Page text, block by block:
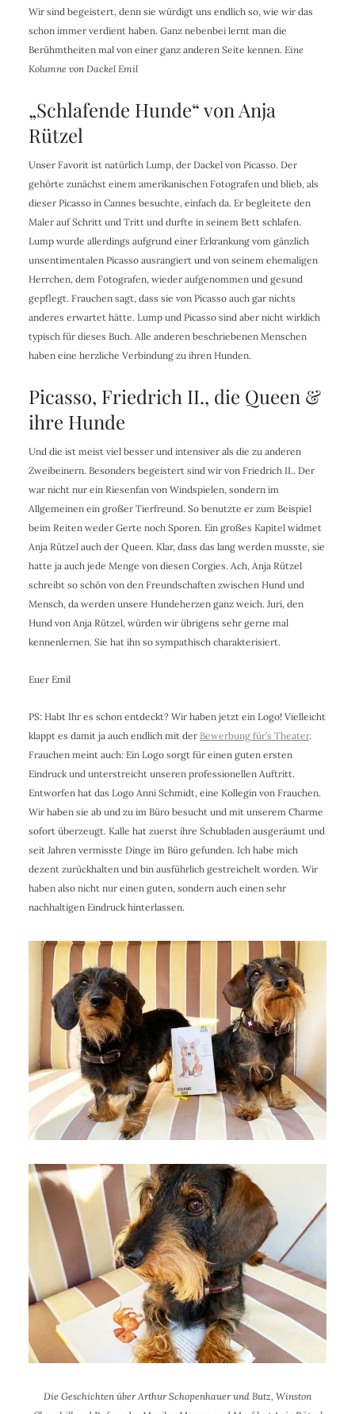
Wir sind begeistert, denn sie würdigt uns endlich so, wie wir das
schon immer verdient haben. Ganz nebenbei lernt man die
Berühmtheiten mal von einer ganz anderen Seite kennen. Eine
Kolumne von Dackel Emil
„Schlafende Hunde“ von Anja
Rützel
Unser Favorit ist natürlich Lump, der Dackel von Picasso. Der
gehörte zunächst einem amerikanischen Fotografen und blieb, als
dieser Picasso in Cannes besuchte, einfach da. Er begleitete den
Maler auf Schritt und Tritt und durfte in seinem Bett schlafen.
Lump wurde allerdings aufgrund einer Erkrankung vom gänzlich
unsentimentalen Picasso ausrangiert und von seinem ehemaligen
Herrchen, dem Fotografen, wieder aufgenommen und gesund
gepflegt. Frauchen sagt, dass sie von Picasso auch gar nichts
anderes erwartet hätte. Lump und Picasso sind aber nicht wirklich
typisch für dieses Buch. Alle anderen beschriebenen Menschen
haben eine herzliche Verbindung zu ihren Hunden.
Picasso, Friedrich II., die Queen &
ihre Hunde
Und die ist meist viel besser und intensiver als die zu anderen
Zweibeinern. Besonders begeistert sind wir von Friedrich II.. Der
war nicht nur ein Riesenfan von Windspielen, sondern im
Allgemeinen ein großer Tierfreund. So benutzte er zum Beispiel
beim Reiten weder Gerte noch Sporen. Ein großes Kapitel widmet
Anja Rützel auch der Queen. Klar, dass das lang werden musste, sie
hatte ja auch jede Menge von diesen Corgies. Ach, Anja Rützel
schreibt so schön von den Freundschaften zwischen Hund und
Mensch, da werden unsere Hundeherzen ganz weich. Juri, den
Hund von Anja Rützel, würden wir übrigens sehr gerne mal
kennenlernen. Sie hat ihn so sympathisch charakterisiert.
Euer Emil
PS: Habt Ihr es schon entdeckt? Wir haben jetzt ein Logo! Vielleicht
klappt es damit ja auch endlich mit der Bewerbung für’s Theater.
Frauchen meint auch: Ein Logo sorgt für einen guten ersten
Eindruck und unterstreicht unseren professionellen Auftritt.
Entworfen hat das Logo Anni Schmidt, eine Kollegin von Frauchen.
Wir haben sie ab und zu im Büro besucht und mit unserem Charme
sofort überzeugt. Kalle hat zuerst ihre Schubladen ausgeräumt und
seit Jahren vermisste Dinge im Büro gefunden. Ich habe mich
dezent zurückhalten und bin ausführlich gestreichelt worden. Wir
haben also nicht nur einen guten, sondern auch einen sehr
nachhaltigen Eindruck hinterlassen.
Die Geschichten über Arthur Schopenhauer und Butz, Winston